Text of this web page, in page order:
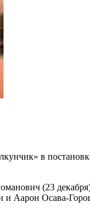
в
(23
Аарон Осава-